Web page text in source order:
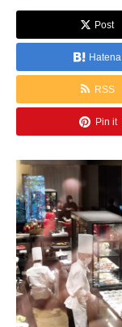
Post
Hatena
RSS
Pin it